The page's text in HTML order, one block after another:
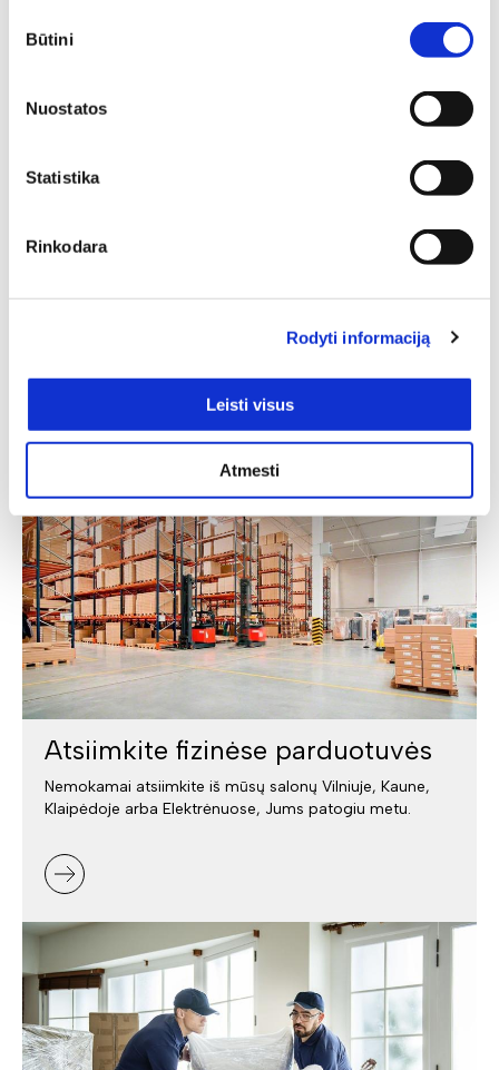
pasirinkimas
Būtini
Nuostatos
Statistika
Rinkodara
Rodyti informaciją
Leisti visus
Atmesti
SIŲSTI
Pristatymas
Atsiimkite fizinėse parduotuvės
Nemokamai atsiimkite iš mūsų salonų Vilniuje, Kaune,
Klaipėdoje arba Elektrėnuose, Jums patogiu metu.